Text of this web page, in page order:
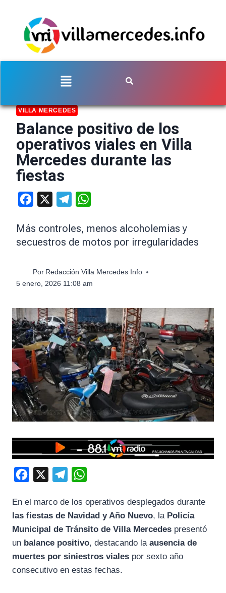
VILLA MERCEDES
Balance positivo de los
operativos viales en Villa
Mercedes durante las
fiestas
Facebook Telegram
Más controles, menos alcoholemias y
secuestros de motos por irregularidades
Por Redacción Villa Mercedes Info
5 enero, 2026 11:08 am
c
e
b
l
e
g
a
t
s
En el marco de los operativos desplegados durante
las fiestas de Navidad y Año Nuevo, la Policía
Municipal de Tránsito de Villa Mercedes presentó
un balance positivo, destacando la ausencia de
muertes por siniestros viales por sexto año
consecutivo en estas fechas.